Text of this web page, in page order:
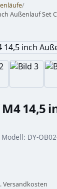
/
Außenlauf Set
M4 14,5
Modell: DY-
Versandkosten